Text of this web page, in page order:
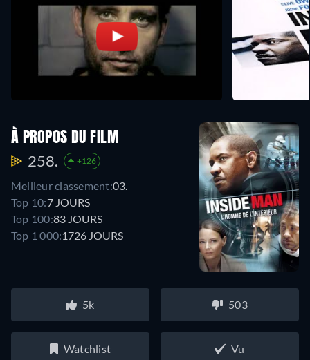
À PROPOS DU FILM
258. +126
Meilleur classement:03.
Top 10:7 JOURS
Top 100:83 JOURS
Top 1 000:1726 JOURS
5k 503
Watchlist Vu